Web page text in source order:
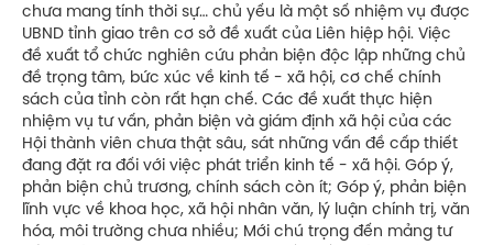
chưa mang tính thời sự… chủ yếu là một số nhiệm vụ được
UBND tỉnh giao trên cơ sở đề xuất của Liên hiệp hội. Việc
đề xuất tổ chức nghiên cứu phản biện độc lập những chủ
đề trọng tâm, bức xúc về kinh tế - xã hội, cơ chế chính
sách của tỉnh còn rất hạn chế. Các đề xuất thực hiện
nhiệm vụ tư vấn, phản biện và giám định xã hội của các
Hội thành viên chưa thật sâu, sát những vấn đề cấp thiết
đang đặt ra đối với việc phát triển kinh tế - xã hội. Góp ý,
phản biện chủ trương, chính sách còn ít; Góp ý, phản biện
lĩnh vực về khoa học, xã hội nhân văn, lý luận chính trị, văn
hóa, môi trường chưa nhiều; Mới chú trọng đến mảng tư